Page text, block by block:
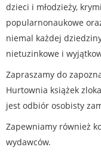
dzieci i młodzieży,
popularnonaukowe
niemal każdej
nietuzinkowe i
Zapraszamy do
Hurtownia książek
jest odbiór osobisty
Zapewniamy również
wydawców.